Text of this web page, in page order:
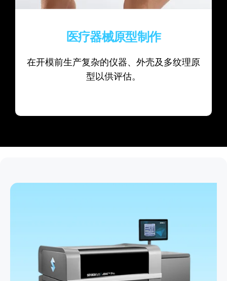
医疗器械原型制作
在开模前生产复杂的仪器、外壳及多纹理原
型以供评估。